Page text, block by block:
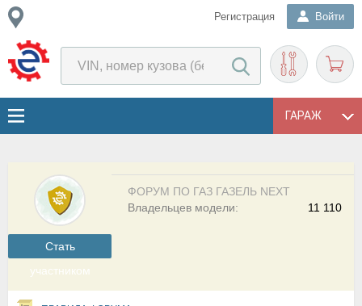
Регистрация Войти
ГАРАЖ
Cтать
участником
ФОРУМ ПО ГАЗ ГАЗЕЛЬ NEXT
11 110
Владельцев модели: